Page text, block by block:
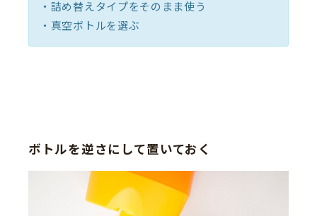
・詰め替えタイプをそのまま使う
・真空ボトルを選ぶ
ボトルを逆さにして置いておく